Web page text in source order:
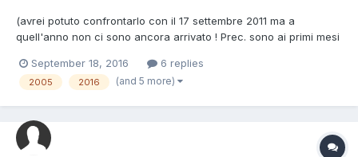
(avrei potuto confrontarlo con il 17 settembre 2011 ma a
quell'anno non ci sono ancora arrivato ! Prec. sono ai primi mesi
ascendente) Mi sono ispirato ad un topic pubblicato una decina
di anni fa dove dove all'epoca veniva confrontato la...
September 18, 2016 6 replies
2005 2016 (and 5 more)